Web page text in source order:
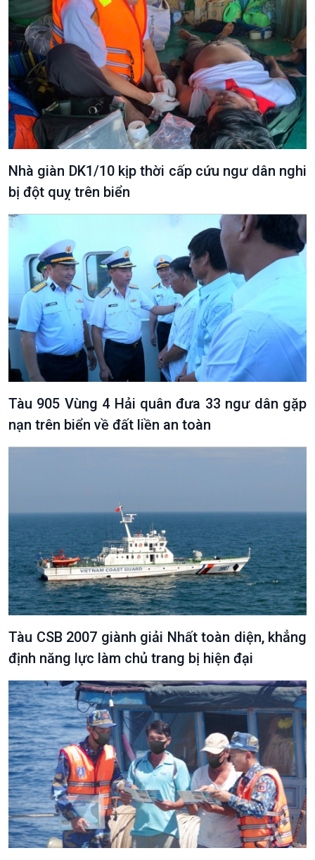
Văn hoá & Du lịch
Tin Văn hoá & Du lịch
Chát với người nổi tiếng
Câu chuyện Thể thao
Multimedia
Ảnh
Video
Infographic
E-Magazine
Podcast
Góc nhìn VOV1
Bình luận
10 phút Sự kiện - Luận bàn
Câu chuyện thời sự
Dòng chảy sự kiện
Đối thoại
Diễn đàn chủ nhật
Chuyện đêm
Nhà giàn DK1/10 kịp thời cấp cứu ngư dân nghi
bị đột quỵ trên biển
Tàu 905 Vùng 4 Hải quân đưa 33 ngư dân gặp
nạn trên biển về đất liền an toàn
Tàu CSB 2007 giành giải Nhất toàn diện, khẳng
định năng lực làm chủ trang bị hiện đại